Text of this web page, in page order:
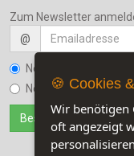
Zum Newsletter
@
Newsletter bestellen
Newsletter kündigen
🍪 Cookies
Wir benötigen
oft angezeigt